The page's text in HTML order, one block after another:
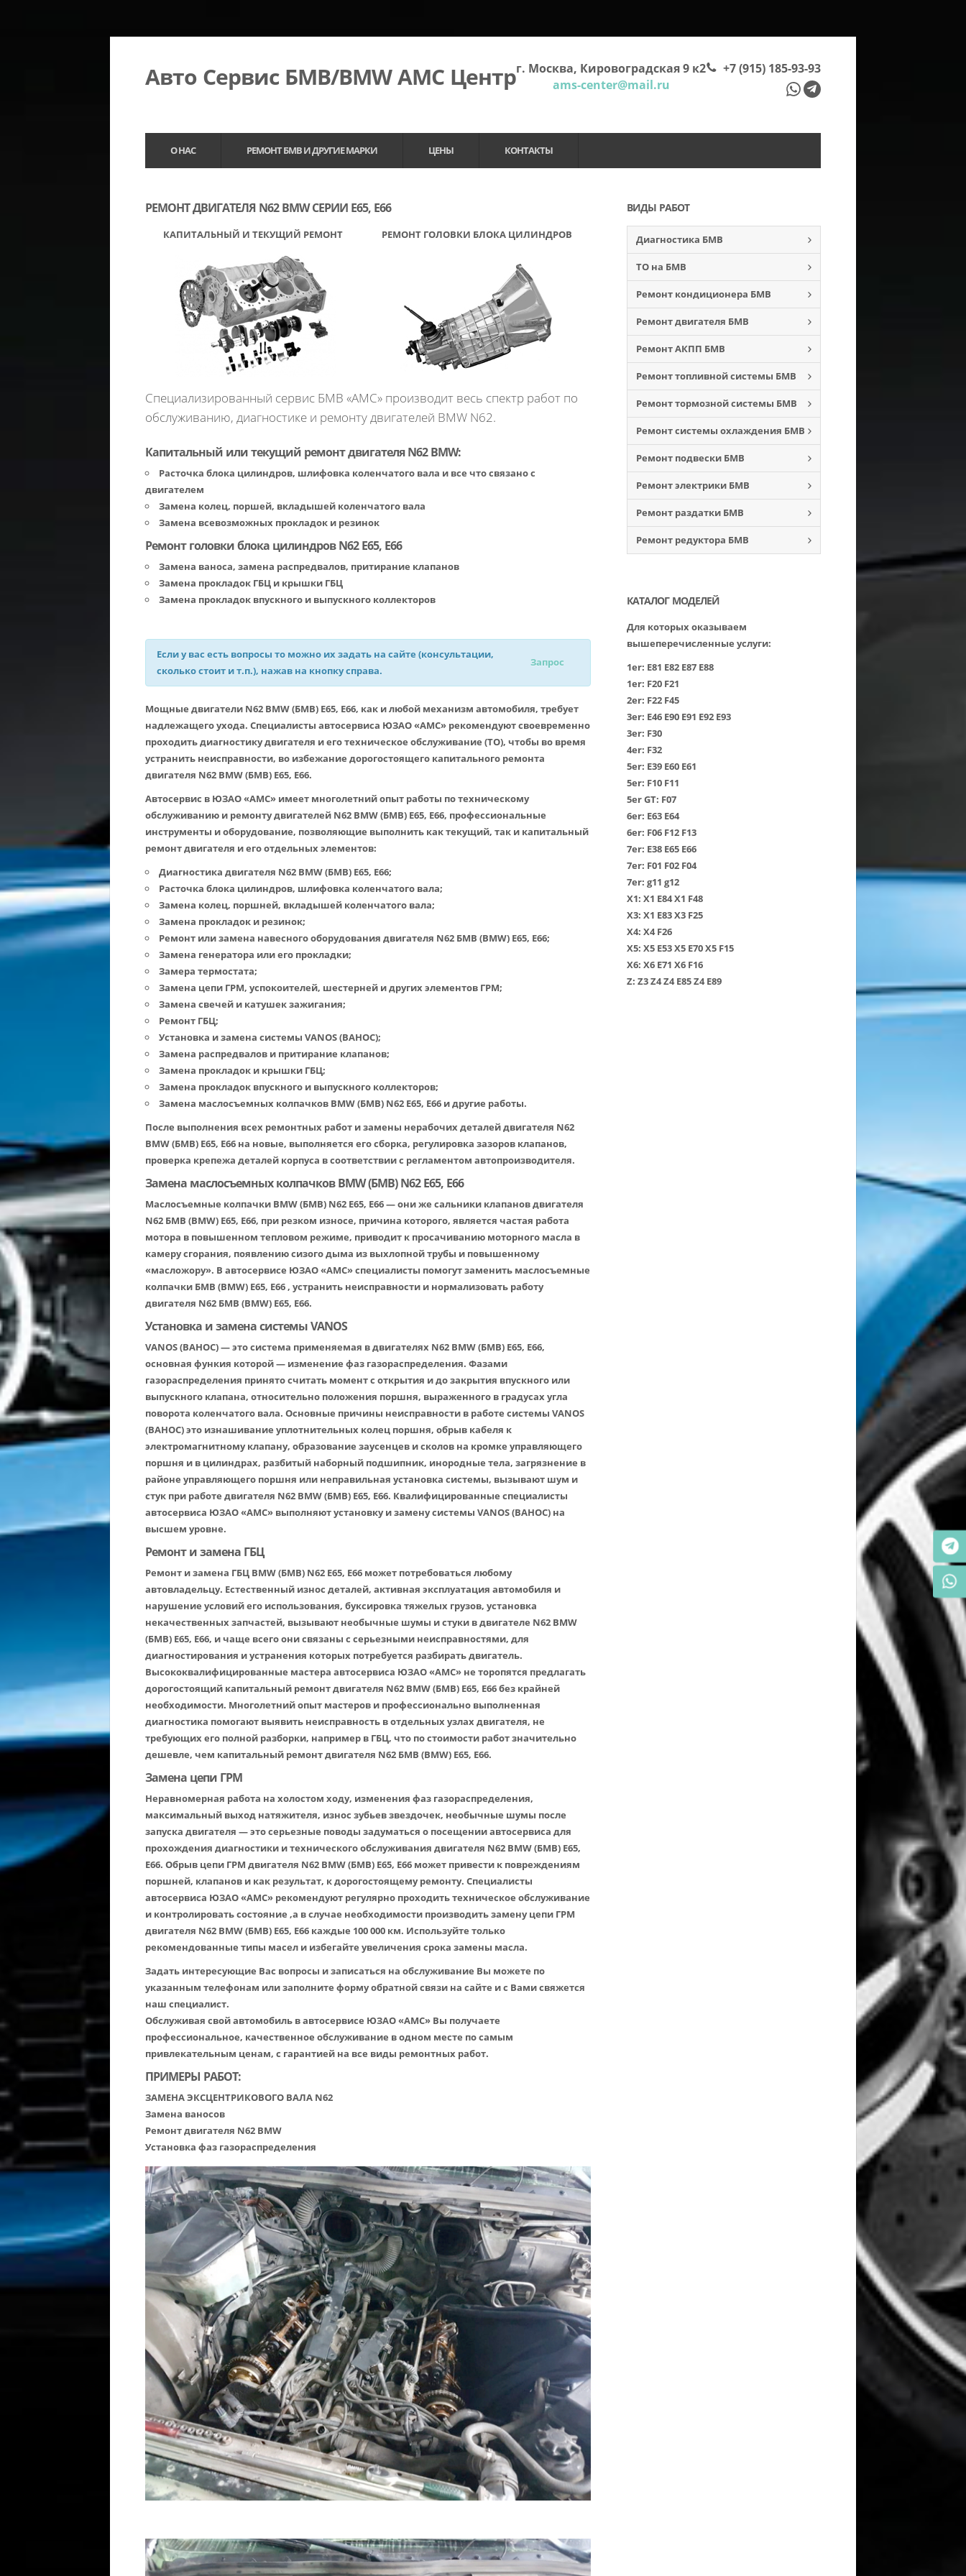
Авто Сервис БМВ/BMW АМС Центр +7 (915) 185-93-93
г. Москва, Кировоградская 9 к2
ams-center@mail.ru
О НАС РЕМОНТ БМВ И ДРУГИЕ МАРКИ ЦЕНЫ КОНТАКТЫ
РЕМОНТ ДВИГАТЕЛЯ N62 BMW СЕРИИ E65, E66
КАПИТАЛЬНЫЙ И ТЕКУЩИЙ РЕМОНТ РЕМОНТ ГОЛОВКИ БЛОКА ЦИЛИНДРОВ
Специализированный сервис БМВ «АМС» производит весь спектр работ по
обслуживанию, диагностике и ремонту двигателей BMW N62.
Капитальный или текущий ремонт двигателя N62 BMW:
Расточка блока цилиндров, шлифовка коленчатого вала и все что связано с
двигателем
Замена колец, поршей, вкладышей коленчатого вала
Замена всевозможных прокладок и резинок
Ремонт головки блока цилиндров N62 E65, E66
Замена ваноса, замена распредвалов, притирание клапанов
Замена прокладок ГБЦ и крышки ГБЦ
Замена прокладок впускного и выпускного коллекторов
Если у вас есть вопросы то можно их задать на сайте (консультации,
сколько стоит и т.п.), нажав на кнопку справа.
Запрос
Мощные двигатели N62 BMW (БМВ) E65, E66, как и любой механизм автомобиля, требует
надлежащего ухода. Специалисты автосервиса ЮЗАО «АМС» рекомендуют своевременно
проходить диагностику двигателя и его техническое обслуживание (ТО), чтобы во время
устранить неисправности, во избежание дорогостоящего капитального ремонта
двигателя N62 BMW (БМВ) E65, E66.
Автосервис в ЮЗАО «АМС» имеет многолетний опыт работы по техническому
обслуживанию и ремонту двигателей N62 BMW (БМВ) E65, E66, профессиональные
инструменты и оборудование, позволяющие выполнить как текущий, так и капитальный
ремонт двигателя и его отдельных элементов:
Диагностика двигателя N62 BMW (БМВ) E65, E66;
Расточка блока цилиндров, шлифовка коленчатого вала;
Замена колец, поршней, вкладышей коленчатого вала;
Замена прокладок и резинок;
Ремонт или замена навесного оборудования двигателя N62 БМВ (BMW) E65, E66;
Замена генератора или его прокладки;
Замера термостата;
Замена цепи ГРМ, успокоителей, шестерней и других элементов ГРМ;
Замена свечей и катушек зажигания;
Ремонт ГБЦ;
Установка и замена системы VANOS (ВАНОС);
Замена распредвалов и притирание клапанов;
Замена прокладок и крышки ГБЦ;
Замена прокладок впускного и выпускного коллекторов;
Замена маслосъемных колпачков BMW (БМВ) N62 E65, E66 и другие работы.
После выполнения всех ремонтных работ и замены нерабочих деталей двигателя N62
BMW (БМВ) E65, E66 на новые, выполняется его сборка, регулировка зазоров клапанов,
проверка крепежа деталей корпуса в соответствии с регламентом автопроизводителя.
Замена маслосъемных колпачков BMW (БМВ) N62 E65, E66
Маслосъемные колпачки BMW (БМВ) N62 E65, E66 — они же сальники клапанов двигателя
N62 БМВ (BMW) E65, E66, при резком износе, причина которого, является частая работа
мотора в повышенном тепловом режиме, приводит к просачиванию моторного масла в
камеру сгорания, появлению сизого дыма из выхлопной трубы и повышенному
«масложору». В автосервисе ЮЗАО «АМС» специалисты помогут заменить маслосъемные
колпачки БМВ (BMW) E65, E66 , устранить неисправности и нормализовать работу
двигателя N62 БМВ (BMW) E65, E66.
Установка и замена системы VANOS
VANOS (ВАНОС) — это система применяемая в двигателях N62 BMW (БМВ) E65, E66,
основная функия которой — изменение фаз газораспределения. Фазами
газораспределения принято считать момент с открытия и до закрытия впускного или
выпускного клапана, относительно положения поршня, выраженного в градусах угла
поворота коленчатого вала. Основные причины неисправности в работе системы VANOS
(ВАНОС) это изнашивание уплотнительных колец поршня, обрыв кабеля к
электромагнитному клапану, образование заусенцев и сколов на кромке управляющего
поршня и в цилиндрах, разбитый наборный подшипник, инородные тела, загрязнение в
районе управляющего поршня или неправильная установка системы, вызывают шум и
стук при работе двигателя N62 BMW (БМВ) E65, E66. Квалифицированные специалисты
автосервиса ЮЗАО «АМС» выполняют установку и замену системы VANOS (ВАНОС) на
высшем уровне.
Ремонт и замена ГБЦ
Ремонт и замена ГБЦ BMW (БМВ) N62 E65, E66 может потребоваться любому
автовладельцу. Естественный износ деталей, активная эксплуатация автомобиля и
нарушение условий его использования, буксировка тяжелых грузов, установка
некачественных запчастей, вызывают необычные шумы и стуки в двигателе N62 BMW
(БМВ) E65, E66, и чаще всего они связаны с серьезными неисправностями, для
диагностирования и устранения которых потребуется разбирать двигатель.
Высококвалифицированные мастера автосервиса ЮЗАО «АМС» не торопятся предлагать
дорогостоящий капитальный ремонт двигателя N62 BMW (БМВ) E65, E66 без крайней
необходимости. Многолетний опыт мастеров и профессионально выполненная
диагностика помогают выявить неисправность в отдельных узлах двигателя, не
требующих его полной разборки, например в ГБЦ, что по стоимости работ значительно
дешевле, чем капитальный ремонт двигателя N62 БМВ (BMW) E65, E66.
Замена цепи ГРМ
Неравномерная работа на холостом ходу, изменения фаз газораспределения,
максимальный выход натяжителя, износ зубьев звездочек, необычные шумы после
запуска двигателя — это серьезные поводы задуматься о посещении автосервиса для
прохождения диагностики и технического обслуживания двигателя N62 BMW (БМВ) E65,
E66. Обрыв цепи ГРМ двигателя N62 BMW (БМВ) E65, E66 может привести к повреждениям
поршней, клапанов и как результат, к дорогостоящему ремонту. Специалисты
автосервиса ЮЗАО «АМС» рекомендуют регулярно проходить техническое обслуживание
и контролировать состояние ,а в случае необходимости производить замену цепи ГРМ
двигателя N62 BMW (БМВ) E65, E66 каждые 100 000 км. Используйте только
рекомендованные типы масел и избегайте увеличения срока замены масла.
Задать интересующие Вас вопросы и записаться на обслуживание Вы можете по
указанным телефонам или заполните форму обратной связи на сайте и с Вами свяжется
наш специалист.
Обслуживая свой автомобиль в автосервисе ЮЗАО «АМС» Вы получаете
профессиональное, качественное обслуживание в одном месте по самым
привлекательным ценам, с гарантией на все виды ремонтных работ.
ПРИМЕРЫ РАБОТ:
ЗАМЕНА ЭКСЦЕНТРИКОВОГО ВАЛА N62
Замена ваносов
Ремонт двигателя N62 BMW
Установка фаз газораспределения
ВИДЫ РАБОТ
Диагностика БМВ
ТО на БМВ
Ремонт кондиционера БМВ
Ремонт двигателя БМВ
Ремонт АКПП БМВ
Ремонт топливной системы БМВ
Ремонт тормозной системы БМВ
Ремонт системы охлаждения БМВ
Ремонт подвески БМВ
Ремонт электрики БМВ
Ремонт раздатки БМВ
Ремонт редуктора БМВ
КАТАЛОГ МОДЕЛЕЙ
Для которых оказываем
вышеперечисленные услуги:
1er: Е81 Е82 Е87 Е88
1er: F20 F21
2er: F22 F45
3er: Е46 Е90 Е91 Е92 Е93
3er: F30
4er: F32
5er: Е39 Е60 Е61
5er: F10 F11
5er GT: F07
6er: Е63 Е64
6er: F06 F12 F13
7er: Е38 Е65 Е66
7er: F01 F02 F04
7er: g11 g12
Х1: Х1 Е84Х1 F48
Х3: Х1 Е83Х3 F25
Х4: Х4 F26
Х5: Х5 Е53Х5 Е70Х5 F15
Х6: Х6 Е71 Х6 F16
Z: Z3Z4Z4 E85Z4 E89